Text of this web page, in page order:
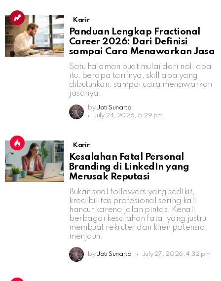
Karir
Panduan Lengkap Fractional
Career 2026: Dari Definisi
sampai Cara Menawarkan Jasa
Satu halaman buat mulai dari nol: apa
itu, berapa tarifnya, skill apa yang
dibutuhkan, sampai cara menawarkan
jasanya.
by Jati Sunarto
July 24, 2026, 5:29 pm
Karir
Kesalahan Fatal Personal
Branding di LinkedIn yang
Merusak Reputasi
Bukan soal followers yang sedikit,
kredibilitas profesional sering kali
hancur karena jalan pintas. Kenali
berbagai kesalahan fatal yang justru
membuat rekruter dan klien potensial
menjauh.
by Jati Sunarto July 27, 2026, 4:32 pm